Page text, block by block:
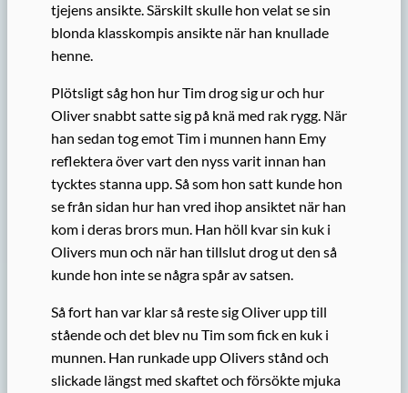
tjejens ansikte. Särskilt skulle hon velat se sin
blonda klasskompis ansikte när han knullade
henne.
Plötsligt såg hon hur Tim drog sig ur och hur
Oliver snabbt satte sig på knä med rak rygg. När
han sedan tog emot Tim i munnen hann Emy
reflektera över vart den nyss varit innan han
tycktes stanna upp. Så som hon satt kunde hon
se från sidan hur han vred ihop ansiktet när han
kom i deras brors mun. Han höll kvar sin kuk i
Olivers mun och när han tillslut drog ut den så
kunde hon inte se några spår av satsen.
Så fort han var klar så reste sig Oliver upp till
stående och det blev nu Tim som fick en kuk i
munnen. Han runkade upp Olivers stånd och
slickade längst med skaftet och försökte mjuka